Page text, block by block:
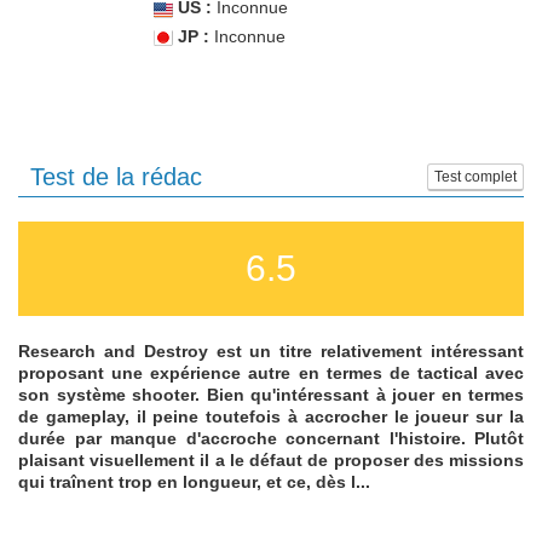
US : Inconnue
JP : Inconnue
Test complet
Test de la rédac
6.5
Research and Destroy est un titre relativement intéressant
proposant une expérience autre en termes de tactical avec
son système shooter. Bien qu'intéressant à jouer en termes
de gameplay, il peine toutefois à accrocher le joueur sur la
durée par manque d'accroche concernant l'histoire. Plutôt
plaisant visuellement il a le défaut de proposer des missions
qui traînent trop en longueur, et ce, dès l...